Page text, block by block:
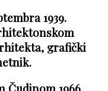
1939.
grafički